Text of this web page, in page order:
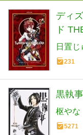
ディ
ド
(小説)
日置じ
231
黒執
枢やな
5271